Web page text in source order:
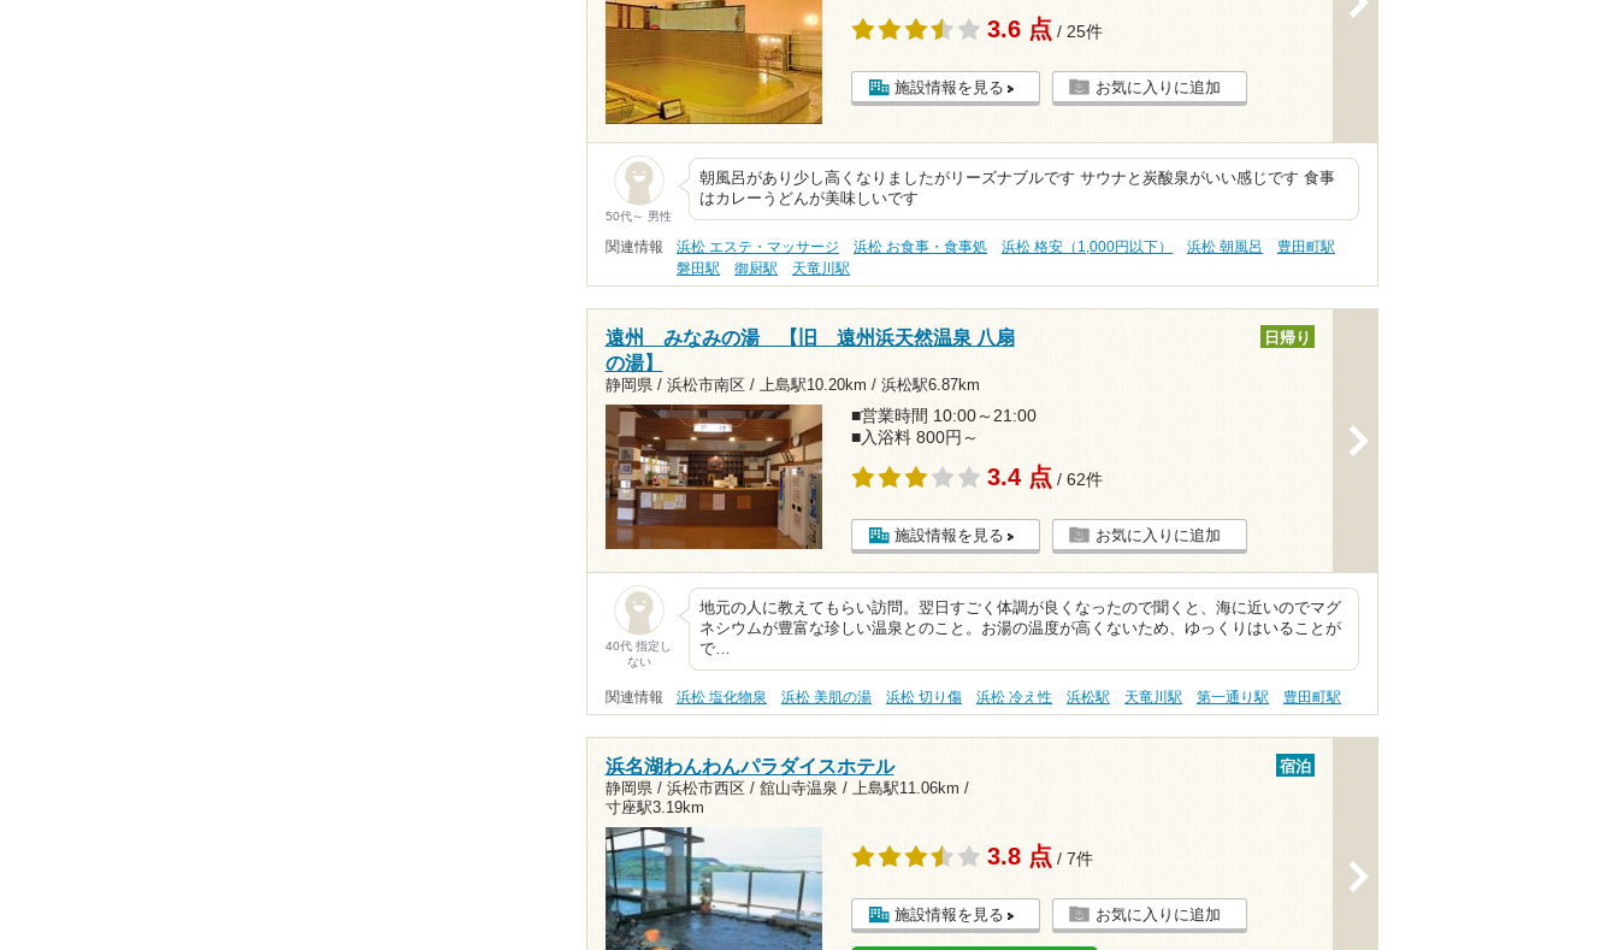
3.6 点 / 25件
施設情報を見る お気に入りに追加
50代～ 男性
朝風呂があり少し高くなりましたがリーズナブルです サウナと炭酸泉がいい感じです 食事
はカレーうどんが美味しいです
関連情報 浜松 エステ・マッサージ 浜松 お食事・食事処 浜松 格安（1,000円以下） 浜松 朝風呂
豊田町駅
磐田駅
御厨駅 天竜川駅
遠州 みなみの湯 【旧 遠州浜天然温泉 八扇
の湯】
静岡県 / 浜松市南区 / 上島駅10.20km / 浜松駅6.87km
日帰り
■営業時間 10:00～21:00
■入浴料 800円～
3.4 点 / 62件
施設情報を見る お気に入りに追加
40代 指定し
ない
地元の人に教えてもらい訪問。翌日すごく体調が良くなったので聞くと、海に近いのでマグ
ネシウムが豊富な珍しい温泉とのこと。お湯の温度が高くないため、ゆっくりはいることが
で…
関連情報 浜松 塩化物泉 浜松 美肌の湯 浜松 切り傷 浜松 冷え性 浜松駅 天竜川駅 第一通り駅 豊田町駅
浜名湖わんわんパラダイスホテル
静岡県 / 浜松市西区 / 舘山寺温泉 / 上島駅11.06km /
寸座駅3.19km
宿泊
3.8 点 / 7件
施設情報を見る お気に入りに追加